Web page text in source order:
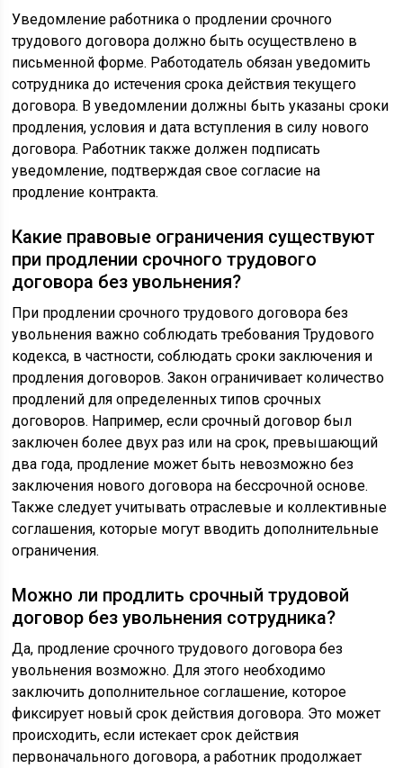
Уведомление работника о продлении срочного
трудового договора должно быть осуществлено в
письменной форме. Работодатель обязан уведомить
сотрудника до истечения срока действия текущего
договора. В уведомлении должны быть указаны сроки
продления, условия и дата вступления в силу нового
договора. Работник также должен подписать
уведомление, подтверждая свое согласие на
продление контракта.
Какие правовые ограничения существуют
при продлении срочного трудового
договора без увольнения?
При продлении срочного трудового договора без
увольнения важно соблюдать требования Трудового
кодекса, в частности, соблюдать сроки заключения и
продления договоров. Закон ограничивает количество
продлений для определенных типов срочных
договоров. Например, если срочный договор был
заключен более двух раз или на срок, превышающий
два года, продление может быть невозможно без
заключения нового договора на бессрочной основе.
Также следует учитывать отраслевые и коллективные
соглашения, которые могут вводить дополнительные
ограничения.
Можно ли продлить срочный трудовой
договор без увольнения сотрудника?
Да, продление срочного трудового договора без
увольнения возможно. Для этого необходимо
заключить дополнительное соглашение, которое
фиксирует новый срок действия договора. Это может
происходить, если истекает срок действия
первоначального договора, а работник продолжает